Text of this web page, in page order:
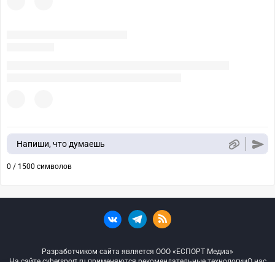
Напиши, что думаешь
0 / 1500 символов
Разработчиком сайта является ООО «ЕСПОРТ Медиа»